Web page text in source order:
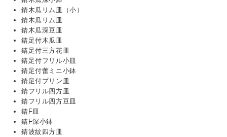
錆木瓜リム皿（小）
錆木瓜リム皿
錆木瓜深豆皿
錆足付木瓜皿
錆足付三方花皿
錆足付フリル小皿
錆足付蕾ミニ小鉢
錆足付プリン皿
錆フリル四方皿
錆フリル四方豆皿
錆F皿
錆F深小鉢
錆波紋四方皿